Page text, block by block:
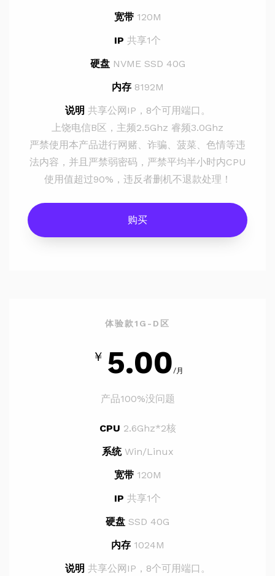
宽带120M
IP 共享1个
硬盘NVME SSD 40G
内存8192M
说明 共享公网IP，8个可用端口。
上饶电信B区，主频2.5Ghz 睿频3.0Ghz
严禁使用本产品进行网赌、诈骗、菠菜、色情等违
法内容，并且严禁弱密码，严禁平均半小时内CPU
使用值超过90%，违反者删机不退款处理！
购买
体验款1G-D区
￥ 5.00/月
产品100%没问题
CPU 2.6Ghz*2核
系统Win/Linux
宽带120M
IP 共享1个
硬盘 SSD 40G
内存1024M
说明 共享公网IP，8个可用端口。